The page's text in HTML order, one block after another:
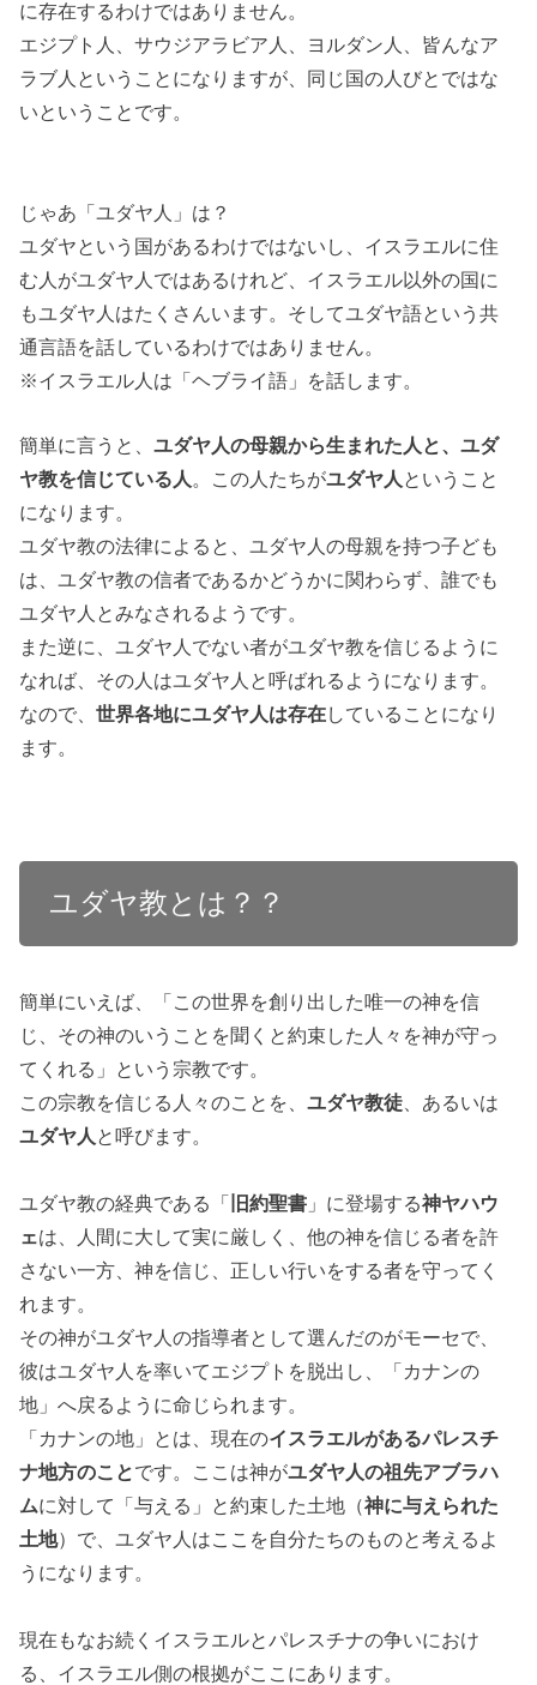
に存在するわけではありません。
エジプト人、サウジアラビア人、ヨルダン人、皆んなア
ラブ人ということになりますが、同じ国の人びとではな
いということです。
じゃあ「ユダヤ人」は？
ユダヤという国があるわけではないし、イスラエルに住
む人がユダヤ人ではあるけれど、イスラエル以外の国に
もユダヤ人はたくさんいます。そしてユダヤ語という共
通言語を話しているわけではありません。
※イスラエル人は「ヘブライ語」を話します。
簡単に言うと、ユダヤ人の母親から生まれた人と、ユダ
ヤ教を信じている人 。この人たちがユダヤ人 ということ
になります。
ユダヤ教の法律によると、ユダヤ人の母親を持つ子ども
は、ユダヤ教の信者であるかどうかに関わらず、誰でも
ユダヤ人とみなされるようです。
また逆に、ユダヤ人でない者がユダヤ教を信じるように
なれば、その人はユダヤ人と呼ばれるようになります。
なので、世界各地にユダヤ人は存在していることになり
ます。
ユダヤ教とは？？
簡単にいえば、「この世界を創り出した唯一の神を信
じ、その神のいうことを聞くと約束した人々を神が守っ
てくれる」という宗教です。
この宗教を信じる人々のことを、 ユダヤ教徒 、あるいは
ユダヤ人 と呼びます。
ユダヤ教の経典である「 旧約聖書 」に登場する神ヤハウ
ェは、人間に大して実に厳しく、他の神を信じる者を許
さない一方、神を信じ、正しい行いをする者を守ってく
れます。
その神がユダヤ人の指導者として選んだのがモーセで、
彼はユダヤ人を率いてエジプトを脱出し、「カナンの
地」へ戻るように命じられます。
「カナンの地」とは、現在のイスラエルがあるパレスチ
ナ地方のことです。ここは神がユダヤ人の祖先アブラハ
ムに対して「与える」と約束した土地（神に与えられた
土地）で、ユダヤ人はここを自分たちのものと考えるよ
うになります。
現在もなお続くイスラエルとパレスチナの争いにおけ
る、イスラエル側の根拠がここにあります。